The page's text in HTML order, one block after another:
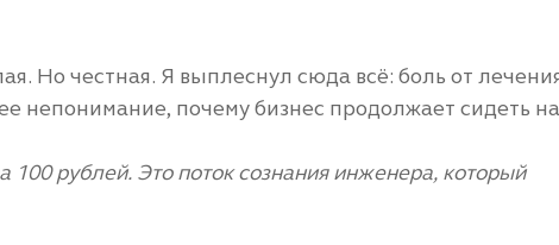
Но честная. Я выплеснул сюда всё: боль от
непонимание, почему бизнес продолжает сидеть на
100 рублей. Это поток сознания инженера, который